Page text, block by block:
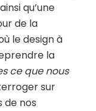
qu’une
de la
le design à
la
ce que nous
sur
de nos